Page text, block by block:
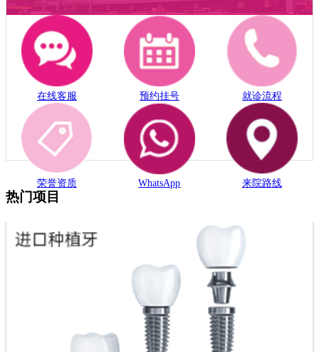
在线客服 预约挂号 就诊流程
荣誉资质 WhatsApp 来院路线
热门项目